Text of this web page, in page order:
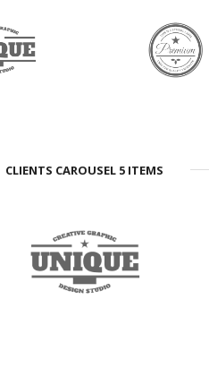
CLIENTS CAROUSEL 5 ITEMS